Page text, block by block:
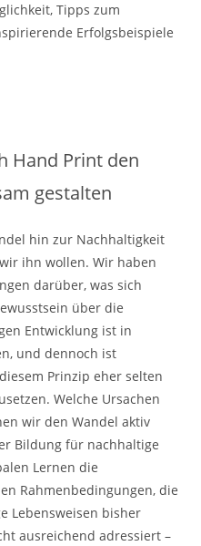
Tipps zum
Erfolgsbeispiele
Hand Print den
gestalten
hin zur Nachhaltigkeit
ihn wollen. Wir haben
darüber, was sich
über die
Entwicklung ist in
und dennoch ist
Prinzip eher selten
Welche Ursachen
wir den Wandel aktiv
Bildung für nachhaltige
Lernen die
Rahmenbedingungen, die
Lebensweisen bisher
ausreichend adressiert –